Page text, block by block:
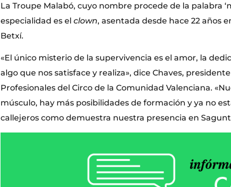
La Troupe Malabó, cuyo nombre procede de la palabra
especialidad es el clown, asentada desde hace 22 años
Betxí.
«El único misterio de la supervivencia es el amor, la
algo que nos satisface y realiza», dice Chaves,
Profesionales del Circo de la Comunidad Valenciana.
músculo, hay más posibilidades de formación y ya no
callejeros como demuestra nuestra presencia en Sagunt